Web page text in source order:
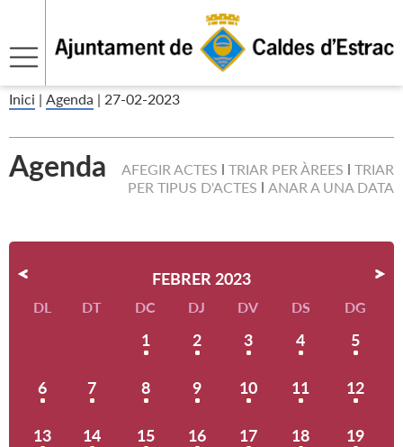
Inici | Agenda | 27-02-2023
Agenda AFEGIR ACTES TRIAR PER ÀREES
TRIAR
PER TIPUS D'ACTES
ANAR A UNA DATA
FEBRER 2023
DL DT DC DJ DV DS DG
1 2 3 4 5
6 7 8 9 10 11 12
13 14 15 16 17 18 19